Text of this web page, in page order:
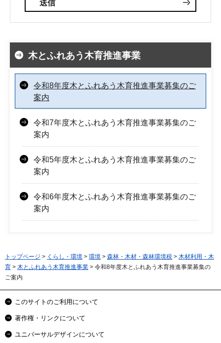
木とふれあう木育推進事業
令和8年度木とふれあう木育推進事業募集のご
案内
令和7年度木とふれあう木育推進事業募集のご
案内
令和5年度木とふれあう木育推進事業募集のご
案内
令和6年度木とふれあう木育推進事業募集のご
案内
トップページ > くらし・環境 > 環境 > 森林・木材・森林環境税 > 木材利用・木
育 > 木とふれあう木育推進事業 > 令和8年度木とふれあう木育推進事業募集の
ご案内
このサイトのご利用について
著作権・リンクについて
ユニバーサルデザインについて